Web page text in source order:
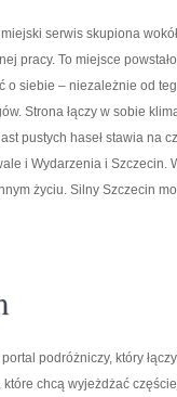
serwis skupiona
pracy. To miejsce
o siebie – niezależnie od
Strona łączy w sobie
pustych haseł stawia na
i Wydarzenia i Szczecin.
życiu. Silny Szczecin
podróżniczy, który
chcą wyjeżdżać